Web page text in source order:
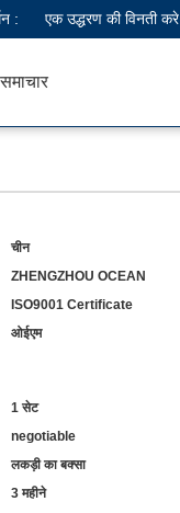
: एक उद्धरण की विनती करे
समाचार
चीन
ZHENGZHOU OCEAN
ISO9001 Certificate
ओईएम
1 सेट
negotiable
लकड़ी का बक्सा
3 महीने